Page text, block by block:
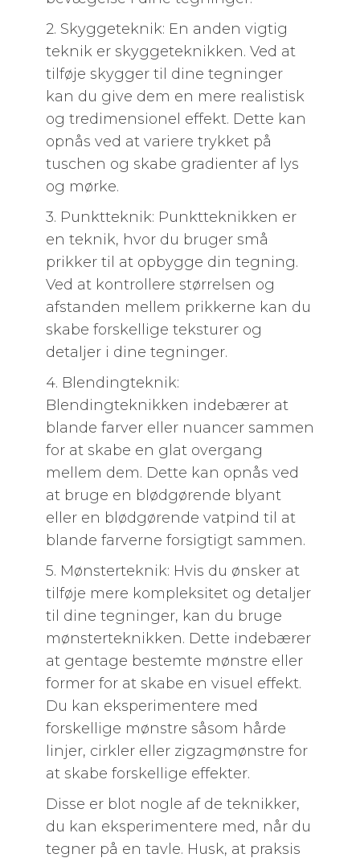
2. Skyggeteknik: En anden vigtig
teknik er skyggeteknikken. Ved at
tilføje skygger til dine tegninger
kan du give dem en mere realistisk
og tredimensionel effekt. Dette kan
opnås ved at variere trykket på
tuschen og skabe gradienter af lys
og mørke.
3. Punktteknik: Punktteknikken er
en teknik, hvor du bruger små
prikker til at opbygge din tegning.
Ved at kontrollere størrelsen og
afstanden mellem prikkerne kan du
skabe forskellige teksturer og
detaljer i dine tegninger.
4. Blendingteknik:
Blendingteknikken indebærer at
blande farver eller nuancer sammen
for at skabe en glat overgang
mellem dem. Dette kan opnås ved
at bruge en blødgørende blyant
eller en blødgørende vatpind til at
blande farverne forsigtigt sammen.
5. Mønsterteknik: Hvis du ønsker at
tilføje mere kompleksitet og detaljer
til dine tegninger, kan du bruge
mønsterteknikken. Dette indebærer
at gentage bestemte mønstre eller
former for at skabe en visuel effekt.
Du kan eksperimentere med
forskellige mønstre såsom hårde
linjer, cirkler eller zigzagmønstre for
at skabe forskellige effekter.
Disse er blot nogle af de teknikker,
du kan eksperimentere med, når du
tegner på en tavle. Husk, at praksis